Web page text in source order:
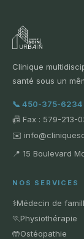
Clinique
santé sous un
📞 450-375-6234
📠 Fax : 579-213-
✉️
📍 15 Boulevard
NOS SERVICES
⚕️Médecin de
🏃Physiothérapie
🤲Ostéopathie